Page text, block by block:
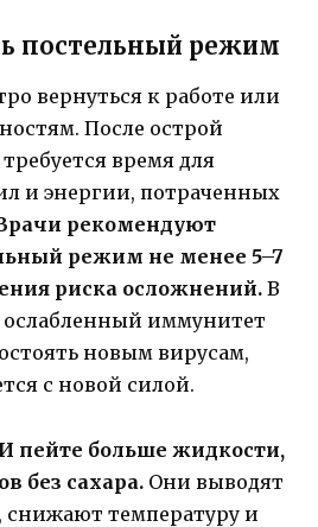
постельный режим
вернуться к работе или
После острой
время для
и энергии, потраченных
рекомендуют
режим не менее 5–7
риска осложнений. В
ослабленный иммунитет
новым вирусам,
с новой силой.
пейте больше жидкости,
без сахара. Они выводят
снижают температуру и